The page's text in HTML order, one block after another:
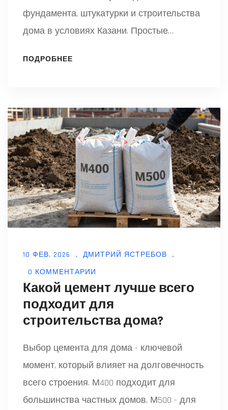
фундамента, штукатурки и строительства
дома в условиях Казани. Простые
ПОДРОБНЕЕ
10 ФЕВ, 2026
ДМИТРИЙ ЯСТРЕБОВ
0 КОММЕНТАРИИ
Какой цемент лучше всего
подходит для
строительства дома?
Выбор цемента для дома - ключевой
момент, который влияет на долговечность
всего строения. М400 подходит для
большинства частных домов, М500 - для